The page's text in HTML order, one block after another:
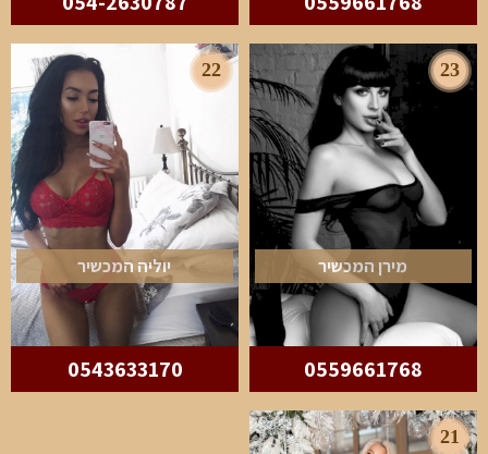
23
מירן המכשיר
0559661768
22
יוליה המכשיר
0543633170
21